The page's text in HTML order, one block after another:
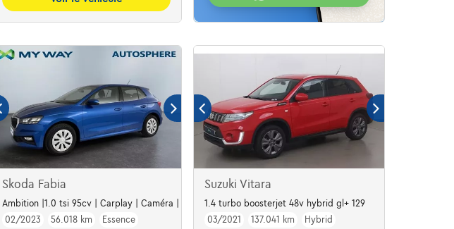
CONTROL*
Skoda Fabia
Ambition |1.0 tsi 95cv | Carplay | Caméra | Capteurs Ar | Clim auto
02/2023
56.018 km
Essence
Suzuki Vitara
1.4 turbo boosterjet 48v hybrid gl+ 129
03/2021
137.041 km
Hybrid